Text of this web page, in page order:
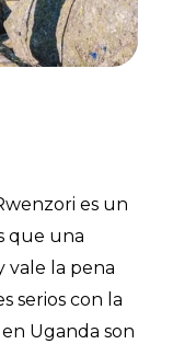
es un
que una
vale la pena
serios con la
Uganda son